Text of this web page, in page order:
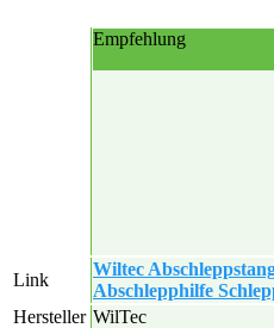
Empfehlung
Link
Wiltec
Abschlepphilfe
Hersteller WilTec